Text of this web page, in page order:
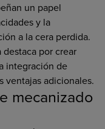
un papel
y la
a la cera perdida.
por crear
integración de
ventajas adicionales.
mecanizado